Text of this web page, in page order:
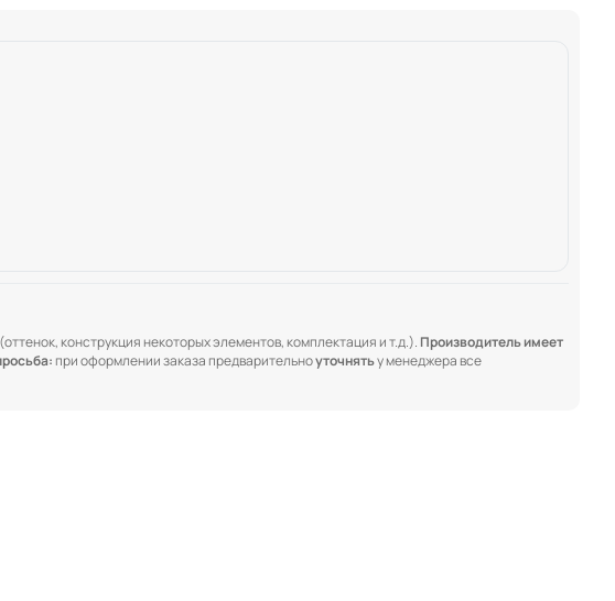
конструкция некоторых элементов, комплектация и т.д.). Производитель имеет
при оформлении заказа предварительноуточнятьу менеджера все